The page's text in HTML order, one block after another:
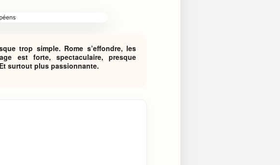
trop simple. Rome s’effondre, les
est forte, spectaculaire, presque
surtout plus passionnante.